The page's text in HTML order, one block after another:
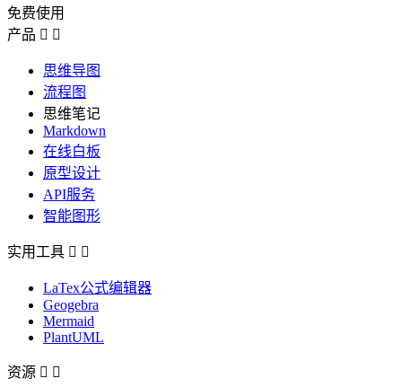
免费使用
产品  
思维导图
流程图
思维笔记
Markdown
在线白板
原型设计
API服务
智能图形
实用工具  
LaTex公式编辑器
Geogebra
Mermaid
PlantUML
资源  